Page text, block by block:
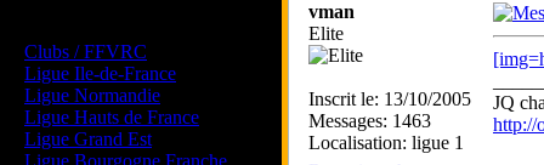
Clubs / FFVRC
Ligue Ile-de-France
Ligue Normandie
Ligue Hauts de France
Ligue Grand Est
Ligue Bourgogne Franche
vman
Elite
Inscrit le: 13/10/2005
Messages: 1463
Localisation: ligue 1
JQ
http://